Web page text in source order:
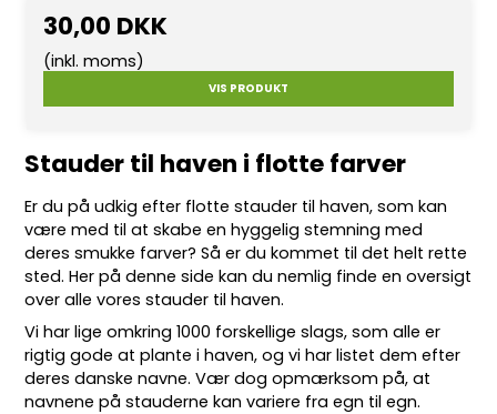
30,00 DKK
(inkl. moms)
VIS PRODUKT
Stauder til haven i flotte farver
Er du på udkig efter flottestauder til haven, som kan
være med til at skabe en hyggelig stemning med
deres smukke farver? Så er du kommet til det helt rette
sted. Her på denne side kan du nemlig finde en oversigt
over alle vores stauder til haven.
Vi har lige omkring 1000 forskellige slags, som alle er
rigtig gode at plante i haven, og vi har listet dem efter
deres danske navne. Vær dog opmærksom på, at
navnene på stauderne kan variere fra egn til egn.